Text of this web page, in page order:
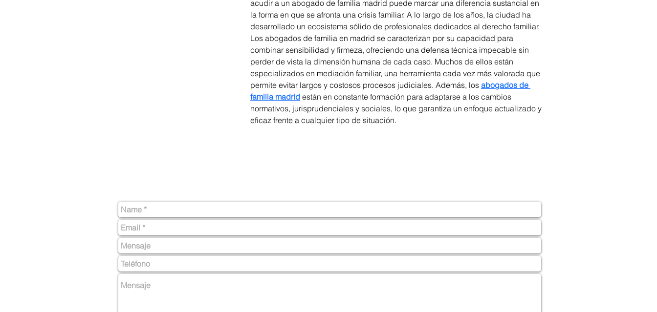
acudir a un abogado de familia madrid puede marcar una diferencia sustancial en
la forma en que se afronta una crisis familiar. A lo largo de los años, la ciudad ha
desarrollado un ecosistema sólido de profesionales dedicados al derecho familiar.
Los abogados de familia en madrid se caracterizan por su capacidad para
combinar sensibilidad y firmeza, ofreciendo una defensa técnica impecable sin
perder de vista la dimensión humana de cada caso. Muchos de ellos están
especializados en mediación familiar, una herramienta cada vez más valorada que
permite evitar largos y costosos procesos judiciales. Además, los abogados de
familia madrid están en constante formación para adaptarse a los cambios
normativos, jurisprudenciales y sociales, lo que garantiza un enfoque actualizado y
eficaz frente a cualquier tipo de situación.